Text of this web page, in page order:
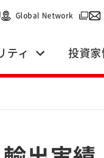
ィンドウで開く）
Global Network （別ウ
ティ 投資家